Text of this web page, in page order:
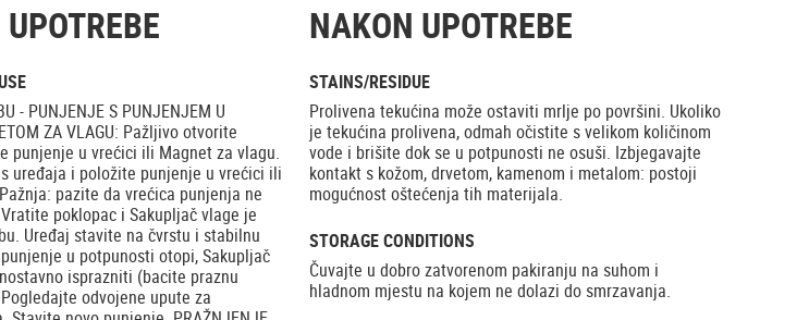
- PUNJENJE S PUNJENJEM U
ZA VLAGU: Pažljivo otvorite
punjenje u vrećici ili Magnet za vlagu.
uređaja i položite punjenje u vrećici ili
pazite da vrećica punjenja ne
poklopac i Sakupljač vlage je
Uređaj stavite na čvrstu i stabilnu
u potpunosti otopi, Sakupljač
isprazniti (bacite praznu
odvojene upute za
NAKON UPOTREBE
STAINS/RESIDUE
Prolivena tekućina može ostaviti mrlje po površini. Ukoliko
je tekućina prolivena, odmah očistite s velikom količinom
vode i brišite dok se u potpunosti ne osuši. Izbjegavajte
kontakt s kožom, drvetom, kamenom i metalom: postoji
mogućnost oštećenja tih materijala.
STORAGE CONDITIONS
Čuvajte u dobro zatvorenom pakiranju na suhom i
hladnom mjestu na kojem ne dolazi do smrzavanja.